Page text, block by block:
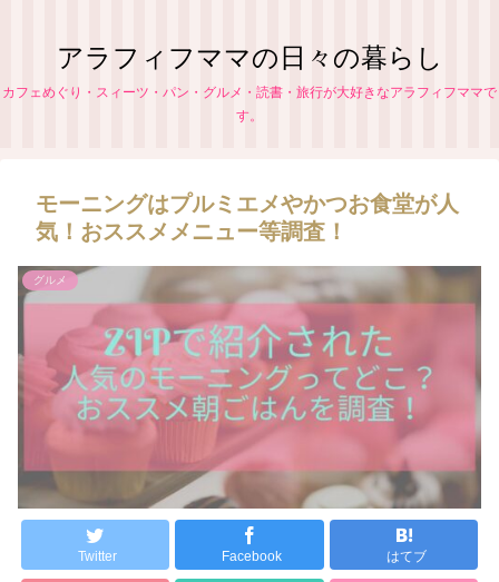
アラフィフママの日々の暮らし
カフェめぐり・スィーツ・パン・グルメ・読書・旅行が大好きなアラフィフママで
す。
モーニングはプルミエメやかつお食堂が人
気！おススメメニュー等調査！
グルメ
Twitter Facebook はてブ